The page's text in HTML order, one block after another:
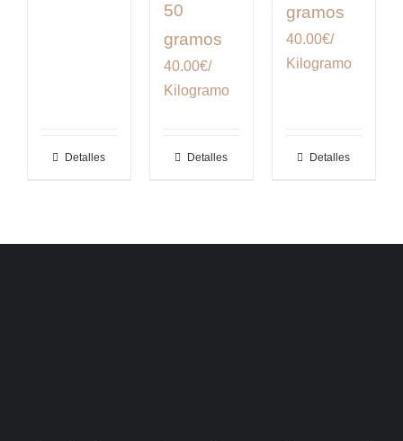
Detalles
50
gramos
40.00€/
Kilogramo
Detalles
gramos
40.00€/
Kilogramo
Detalles